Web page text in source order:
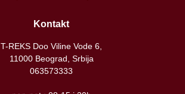
Kontakt
T-REKS Doo Viline Vode 6,
11000 Beograd, Srbija
063573333